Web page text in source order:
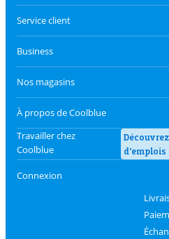
Service client
Business
Nos magasins
À propos de Coolblue
Travailler chez
Coolblue
d'emplois
Connexion